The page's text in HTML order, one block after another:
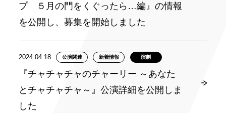
プ ５月の門をくぐったら…編』の情報
を公開し、募集を開始しました
2024.04.18 公演関連 新着情報 演劇
『チャチャチャのチャーリー ～あなた
とチャチャチャ～』公演詳細を公開しま
した